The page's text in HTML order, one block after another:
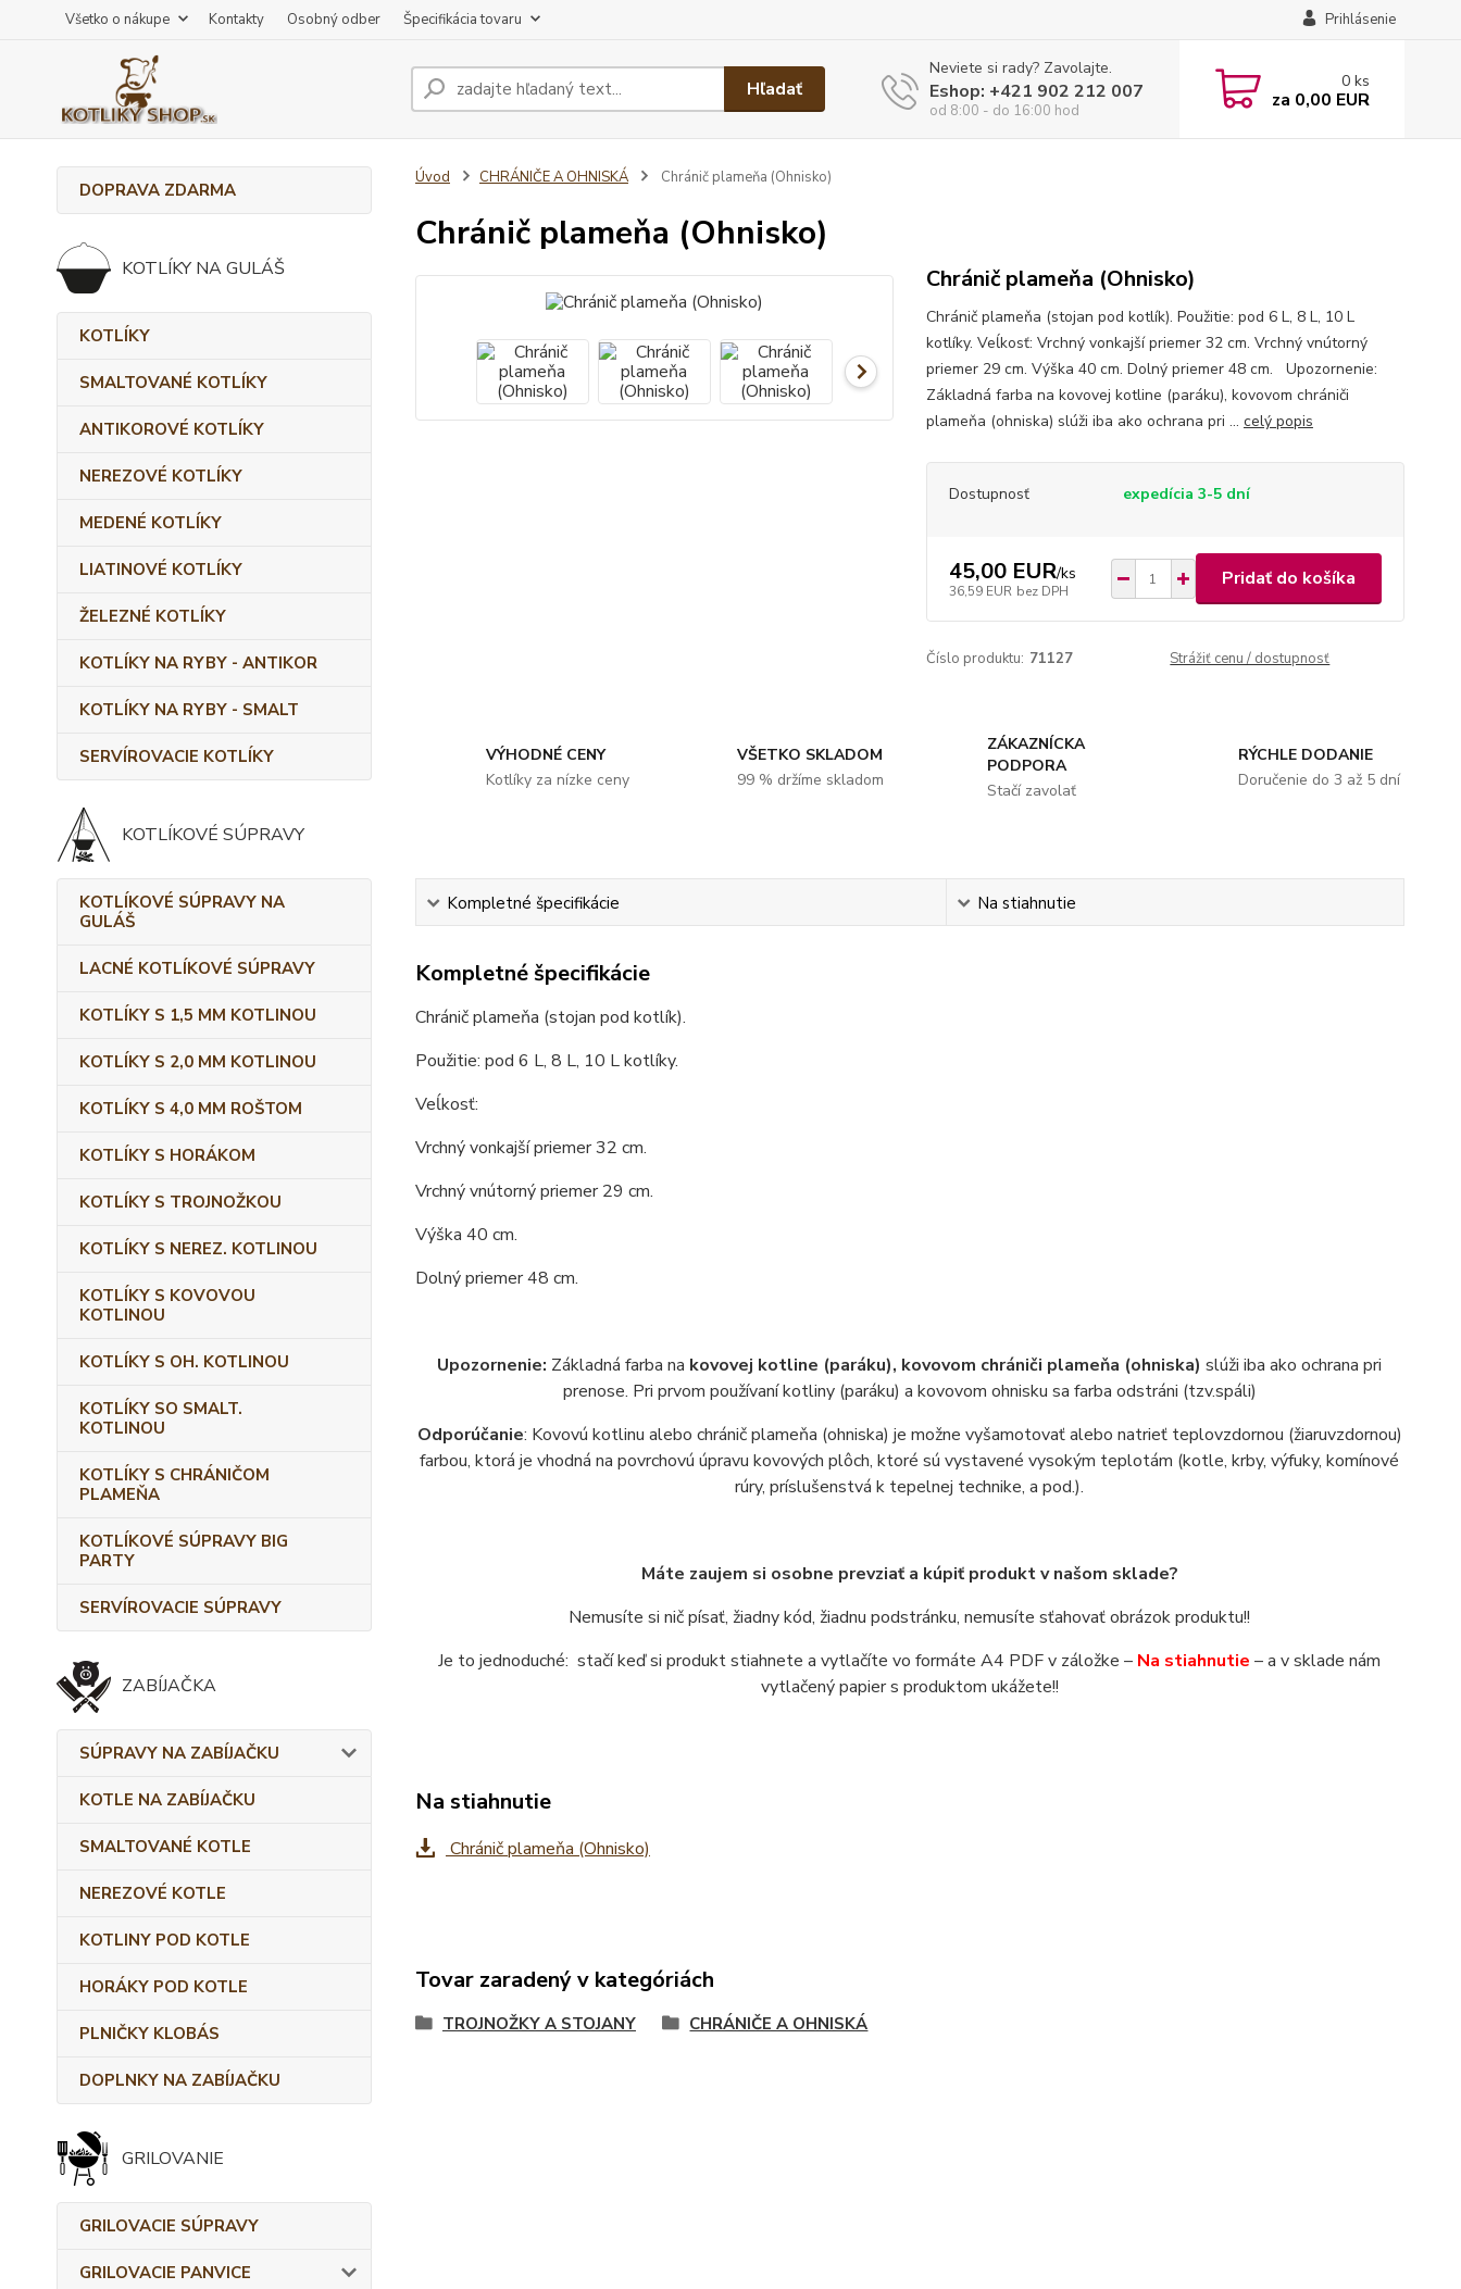
Všetko o nákupe Kontakty Osobný odber Špecifikácia tovaru Prihlásenie
Hľadať
Neviete si rady? Zavolajte.
Eshop: +421 902 212 007
od 8:00 - do 16:00 hod
0 ks
za 0,00 EUR
DOPRAVA ZDARMA
KOTLÍKY NA GULÁŠ
KOTLÍKY
SMALTOVANÉ KOTLÍKY
ANTIKOROVÉ KOTLÍKY
NEREZOVÉ KOTLÍKY
MEDENÉ KOTLÍKY
LIATINOVÉ KOTLÍKY
ŽELEZNÉ KOTLÍKY
KOTLÍKY NA RYBY - ANTIKOR
KOTLÍKY NA RYBY - SMALT
SERVÍROVACIE KOTLÍKY
KOTLÍKOVÉ SÚPRAVY
KOTLÍKOVÉ SÚPRAVY NA
GULÁŠ
LACNÉ KOTLÍKOVÉ SÚPRAVY
KOTLÍKY S 1,5 MM KOTLINOU
KOTLÍKY S 2,0 MM KOTLINOU
KOTLÍKY S 4,0 MM ROŠTOM
KOTLÍKY S HORÁKOM
KOTLÍKY S TROJNOŽKOU
KOTLÍKY S NEREZ. KOTLINOU
KOTLÍKY S KOVOVOU
KOTLINOU
KOTLÍKY S OH. KOTLINOU
KOTLÍKY SO SMALT.
KOTLINOU
KOTLÍKY S CHRÁNIČOM
PLAMEŇA
KOTLÍKOVÉ SÚPRAVY BIG
PARTY
SERVÍROVACIE SÚPRAVY
ZABÍJAČKA
SÚPRAVY NA ZABÍJAČKU
KOTLE NA ZABÍJAČKU
SMALTOVANÉ KOTLE
NEREZOVÉ KOTLE
KOTLINY POD KOTLE
HORÁKY POD KOTLE
PLNIČKY KLOBÁS
DOPLNKY NA ZABÍJAČKU
GRILOVANIE
GRILOVACIE SÚPRAVY
GRILOVACIE PANVICE
Úvod CHRÁNIČE A OHNISKÁ Chránič plameňa (Ohnisko)
Chránič plameňa (Ohnisko)
Chránič plameňa (Ohnisko)
Chránič plameňa (stojan pod kotlík). Použitie: pod 6 L, 8 L, 10 L
kotlíky. Veĺkosť: Vrchný vonkajší priemer 32 cm. Vrchný vnútorný
priemer 29 cm. Výška 40 cm. Dolný priemer 48 cm. Upozornenie:
Základná farba na kovovej kotline (paráku), kovovom chrániči
plameňa (ohniska) slúži iba ako ochrana pri ... celý popis
Dostupnosť expedícia 3-5 dní
45,00 EUR/ks
36,59 EUR bez DPH
Pridať do košíka
Číslo produktu: 71127 Strážiť cenu / dostupnosť
VÝHODNÉ CENY
Kotlíky za nízke ceny
VŠETKO SKLADOM
99 % držíme skladom
ZÁKAZNÍCKA
PODPORA
Stačí zavolať
RÝCHLE DODANIE
Doručenie do 3 až 5 dní
Kompletné špecifikácie Na stiahnutie
Kompletné špecifikácie
Chránič plameňa (stojan pod kotlík).
Použitie: pod 6 L, 8 L, 10 L kotlíky.
Veĺkosť:
Vrchný vonkajší priemer 32 cm.
Vrchný vnútorný priemer 29 cm.
Výška 40 cm.
Dolný priemer 48 cm.
Upozornenie: Základná farba na kovovej kotline (paráku), kovovom chrániči plameňa (ohniska) slúži iba ako ochrana pri
prenose. Pri prvom používaní kotliny (paráku) a kovovom ohnisku sa farba odstráni (tzv.spáli)
Odporúčanie: Kovovú kotlinu alebo chránič plameňa (ohniska) je možne vyšamotovať alebo natrieť teplovzdornou (žiaruvzdornou)
farbou, ktorá je vhodná na povrchovú úpravu kovových plôch, ktoré sú vystavené vysokým teplotám (kotle, krby, výfuky, komínové
rúry, príslušenstvá k tepelnej technike, a pod.).
Máte zaujem si osobne prevziať a kúpiť produkt v našom sklade?
Nemusíte si nič písať, žiadny kód, žiadnu podstránku, nemusíte sťahovať obrázok produktu!!
Je to jednoduché: stačí keď si produkt stiahnete a vytlačíte vo formáte A4 PDF v záložke – Na stiahnutie – a v sklade nám
vytlačený papier s produktom ukážete!!
Na stiahnutie
Chránič plameňa (Ohnisko)
Tovar zaradený v kategóriách
TROJNOŽKY A STOJANY CHRÁNIČE A OHNISKÁ